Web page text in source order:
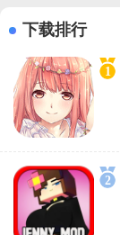
下载排行
1
2